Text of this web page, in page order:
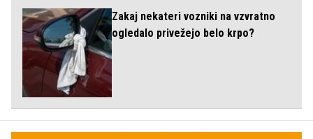
Zakaj nekateri vozniki na vzvratno
ogledalo privežejo belo krpo?